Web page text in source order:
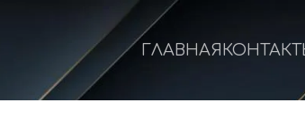
ГЛАВНАЯ